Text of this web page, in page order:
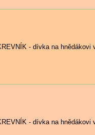
- dívka na hnědákovi
- dívka na hnědákovi